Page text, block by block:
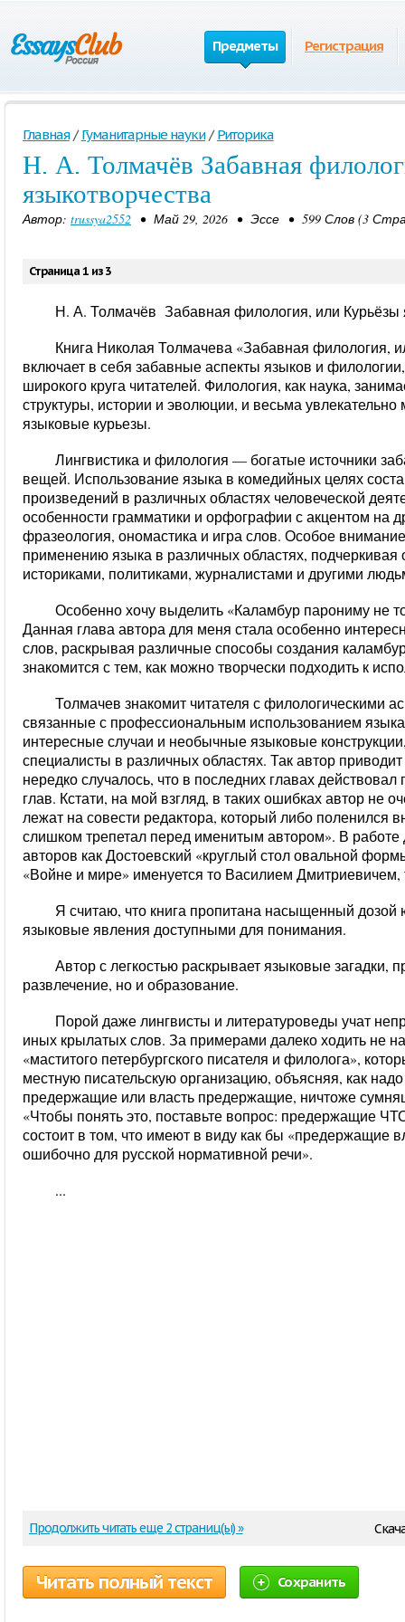
Предметы Регистрация
Главная / Гуманитарные науки / Риторика
Н. А. Толмачёв Забавная
языкотворчества
Автор: trussya2552 • Май 29, 2026 • Эссе • 599 Слов (3
Страница 1 из 3
Н. А. Толмачёв Забавная филология, или Курьёзы
Книга Николая Толмачева «Забавная филология,
включает в себя забавные аспекты языков и
широкого круга читателей. Филология, как наука,
структуры, истории и эволюции, и весьма
языковые курьезы.
Лингвистика и филология — богатые источники
вещей. Использование языка в комедийных целях
произведений в различных областях человеческой
особенности грамматики и орфографии с акцентом на
фразеология, ономастика и игра слов. Особое
применению языка в различных областях,
историками, политиками, журналистами и другими
Особенно хочу выделить «Каламбур парониму не
Данная глава автора для меня стала особенно
слов, раскрывая различные способы создания
знакомится с тем, как можно творчески подходить к
Толмачев знакомит читателя с филологическими
связанные с профессиональным использованием
интересные случаи и необычные языковые
специалисты в различных областях. Так автор
нередко случалось, что в последних главах
глав. Кстати, на мой взгляд, в таких ошибках автор не
лежат на совести редактора, который либо поленился
слишком трепетал перед именитым автором». В работе
авторов как Достоевский «круглый стол овальной
«Войне и мире» именуется то Василием
Я считаю, что книга пропитана насыщенный
языковые явления доступными для понимания.
Автор с легкостью раскрывает языковые загадки,
развлечение, но и образование.
Порой даже лингвисты и литературоведы учат
иных крылатых слов. За примерами далеко ходить не
«маститого петербургского писателя и филолога»,
местную писательскую организацию, объясняя, как
предержащие или власть предержащие, ничтоже
«Чтобы понять это, поставьте вопрос: предержащие
состоит в том, что имеют в виду как бы «предержащие
ошибочно для русской нормативной речи».
...
Продолжить читать еще 2 страниц(ы) »
Читать полный текст Сохранить